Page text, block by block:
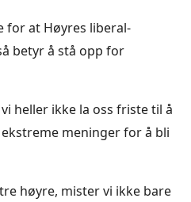
for at Høyres liberal-
betyr å stå opp for
heller ikke la oss friste til å
meninger for å bli
høyre, mister vi ikke bare